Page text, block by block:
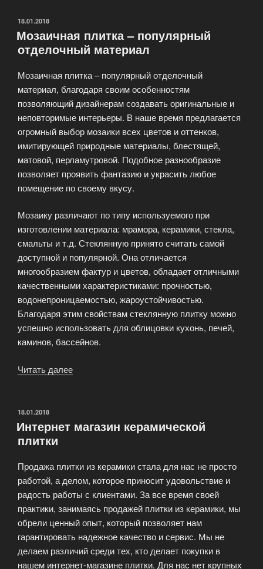
ОПУБЛИКОВАНО
18.01.2018
Мозаичная плитка – популярный
отделочный материал
Мозаичная плитка – популярный отделочный
материал, благодаря своим особенностям
позволяющий дизайнерам создавать оригинальные и
неповторимые интерьеры. В наше время предлагается
огромный выбор мозаики всех цветов и оттенков,
имитирующей природные материалы, блестящей,
матовой, перламутровой. Подобное разнообразие
позволяет проявить фантазию и украсить любое
помещение по своему вкусу.
Мозаику различают по типу используемого при
изготовлении материала: мрамора, керамики, стекла,
смальты и т.д. Стеклянную принято считать самой
доступной и популярной. Она отличается
многообразием фактур и цветов, обладает отличными
качественными характеристиками: прочностью,
водонепроницаемостью, жароустойчивостью.
Благодаря этим свойствам стеклянную плитку можно
успешно использовать для облицовки кухонь, печей,
каминов, бассейнов.
Читать далее
отделочный
ОПУБЛИКОВАНО
18.01.2018
Интернет магазин керамической
плитки
Продажа плитки из керамики стала для нас не просто
работой, а делом, которое приносит удовольствие и
радость работы с клиентами. За все время своей
практики, занимаясь продажей плитки из керамики, мы
обрели ценный опыт, который позволяет нам
гарантировать надежное качество и сервис. Мы не
делаем различий среди тех, кто делает покупки в
нашем интернет-магазине плитки. Для нас нет крупных